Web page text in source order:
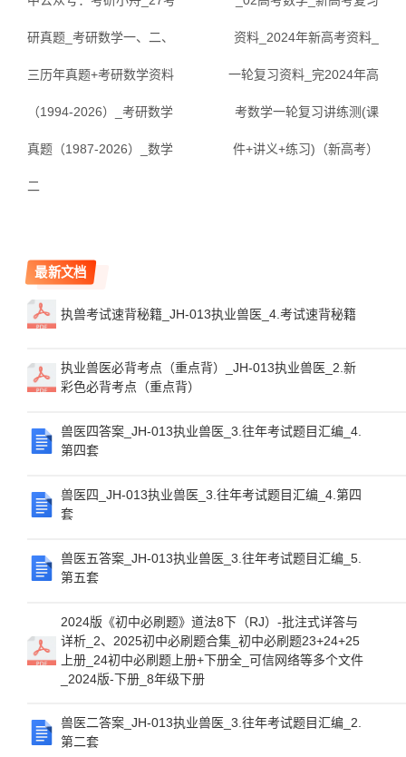
研真题_考研数学一、二、
三历年真题+考研数学资料
（1994-2026）_考研数学
真题（1987-2026）_数学
二
资料_2024年新高考资料_
一轮复习资料_完2024年高
考数学一轮复习讲练测(课
件+讲义+练习)（新高考）
最新文档
执兽考试速背秘籍_JH-013执业兽医_4.考试速背秘籍
执业兽医必背考点（重点背）_JH-013执业兽医_2.新
彩色必背考点（重点背）
兽医四答案_JH-013执业兽医_3.往年考试题目汇编_4.
第四套
兽医四_JH-013执业兽医_3.往年考试题目汇编_4.第四
套
兽医五答案_JH-013执业兽医_3.往年考试题目汇编_5.
第五套
2024版《初中必刷题》道法8下（RJ）-批注式详答与
详析_2、2025初中必刷题合集_初中必刷题23+24+25
上册_24初中必刷题上册+下册全_可信网络等多个文件
_2024版-下册_8年级下册
兽医二答案_JH-013执业兽医_3.往年考试题目汇编_2.
第二套